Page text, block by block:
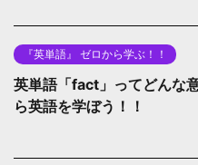
『英単語』 ゼロから学ぶ！！
英単語「fact」ってどんな
ら英語を学ぼう！！